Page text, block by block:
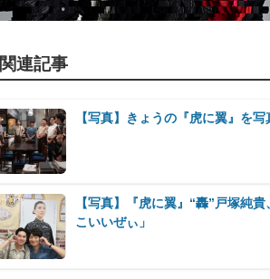
関連記事
【写真】きょうの『虎に翼』を写
【写真】『虎に翼』“轟”戸塚純
こいいぜぃ」